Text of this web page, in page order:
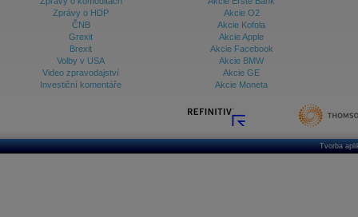
Zprávy o HDP
ČNB
Grexit
Brexit
Volby v USA
Video zpravodajství
Investiční komentáře
Akcie O2
Akcie Kofola
Akcie Apple
Akcie Facebook
Akcie BMW
Akcie GE
Akcie Moneta
Tvorba